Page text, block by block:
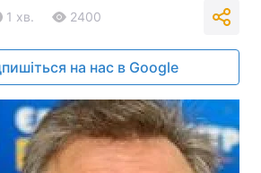
1 хв. 2400
на нас в Google